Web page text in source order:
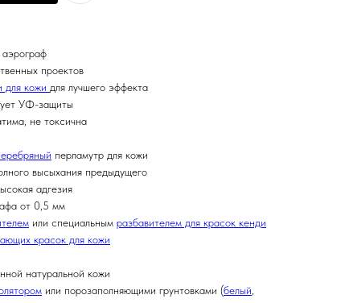
аэрограф
проектов
для кожи для лучшего эффекта
УФ-защиты
не токсична
перламутр для кожи
высыхания предыдущего
адгезия
от 0,5 мм
или специальным разбавителем для красок кенди
красок для кожи
натуральной кожи
или порозаполняющими грунтовками (белый